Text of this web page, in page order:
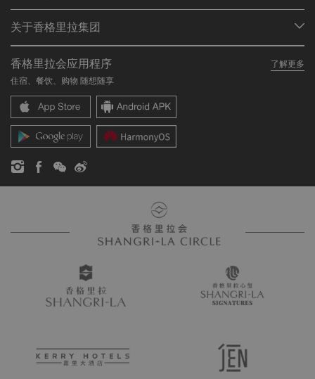
餐厅与酒吧
加入香格里拉会
常见问题
联络我们
关于香格里拉集团
我们的酒店品牌
香格里拉中心
香格里拉公寓
联系方式
职业发展
企业社会责任
新闻稿
香格里拉会应用程序
了解更多
住宿、餐饮、购物 随想随享